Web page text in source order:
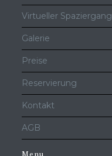
Virtueller Spaziergang
Galerie
Preise
Reservierung
Kontakt
AGB